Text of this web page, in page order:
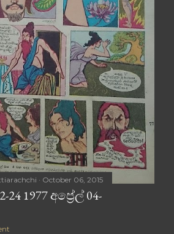
October 06, 2015
1977 අප්‍රේල් 04-